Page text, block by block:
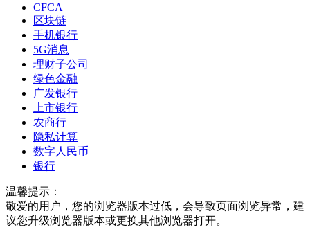
CFCA
区块链
手机银行
5G消息
理财子公司
绿色金融
广发银行
上市银行
农商行
隐私计算
数字人民币
银行
温馨提示：
敬爱的用户，您的浏览器版本过低，会导致页面浏览异常，建
议您升级浏览器版本或更换其他浏览器打开。